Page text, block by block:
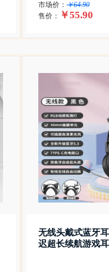
市场价： ￥64.90
售价：
￥55.90
无线头戴式蓝牙
迟超长续航游戏